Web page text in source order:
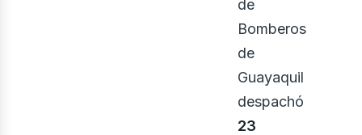
de
Bomberos
de
Guayaquil
despachó
23